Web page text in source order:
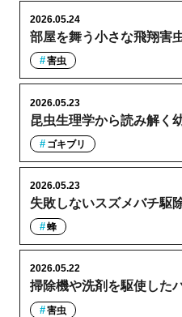
部屋を舞う小さな飛翔害
2026.05.24
害虫
昆虫生理学から読み解く
2026.05.23
ゴキブリ
失敗しないスズメバチ駆
2026.05.23
蜂
掃除機や洗剤を駆使した
2026.05.22
害虫